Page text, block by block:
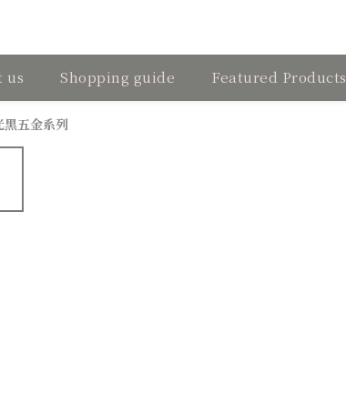
us Shopping guide Featured Products
黑五金系列